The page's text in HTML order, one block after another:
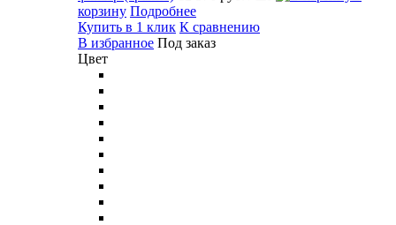
корзину Подробнее
Купить в 1 клик К сравнению
В избранное Под заказ
Цвет